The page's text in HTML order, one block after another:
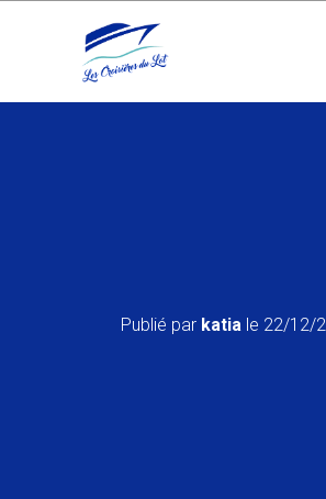
Publié par katiale 22/12/